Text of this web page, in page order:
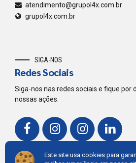
atendimento@grupol4x.com.br
grupol4x.com.br
SIGA-NOS
Redes Sociais
Siga-nos nas redes sociais e fique por
nossas ações.
Este site usa cookies para